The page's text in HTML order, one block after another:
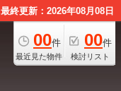
最終更新：2026年08月08日
00件
最近見た物件
00件
検討リスト